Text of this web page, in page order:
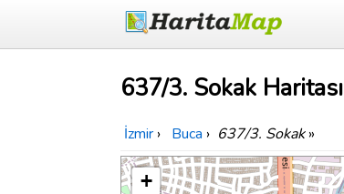
637/3. Sokak Haritası
İzmir › Buca › 637/3. Sokak»
+